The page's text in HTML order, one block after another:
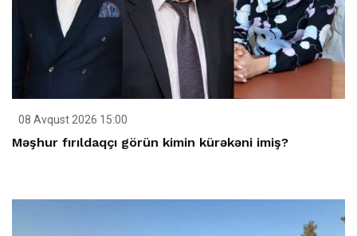
08 Avqust 2026 15:00
Məşhur fırıldaqçı görün kimin kürəkəni imiş?